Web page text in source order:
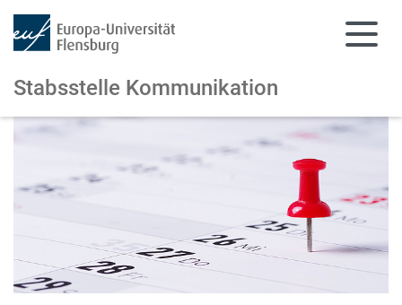
Zum Hauptinhalt springen
Zur Navigation springen
Stabsstelle Kommunikation